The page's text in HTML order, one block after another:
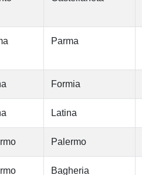
Parma
Formia
Latina
Palermo
Bagheria